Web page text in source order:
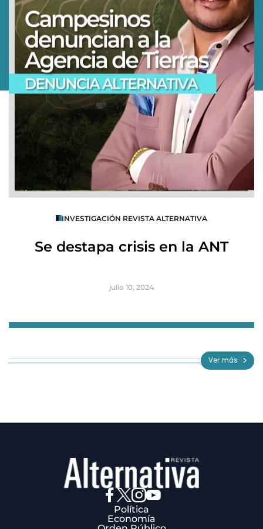
INVESTIGACIÓN REVISTA ALTERNATIVA
Se destapa crisis en la ANT
julio 10, 2024
3
Ver más
Política
Economía